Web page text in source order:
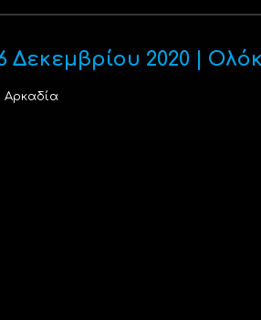
Δεκεμβρίου 2020 |
Αρκαδία